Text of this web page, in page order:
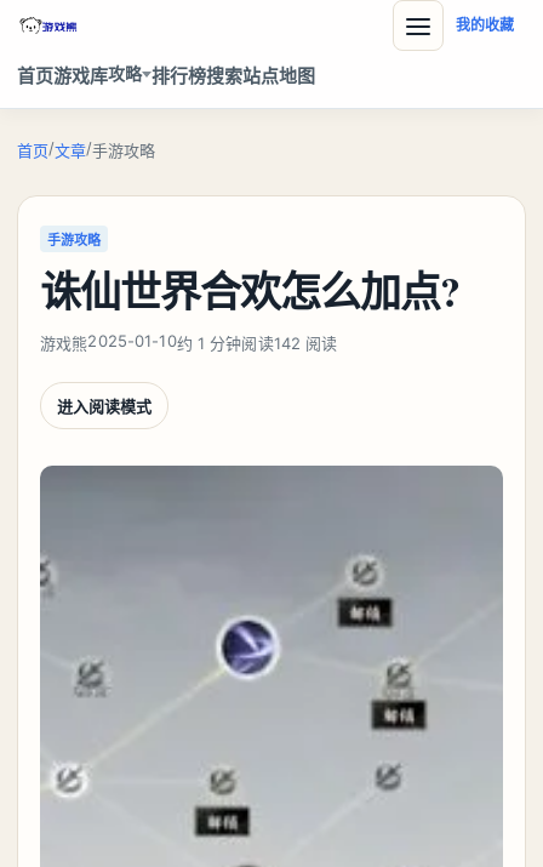
首页游戏库攻略 排行榜搜索站点地图
我的收藏
首页/文章/手游攻略
手游攻略
诛仙世界合欢怎么加点?
游戏熊2025-01-10约 1 分钟阅读142 阅读
进入阅读模式